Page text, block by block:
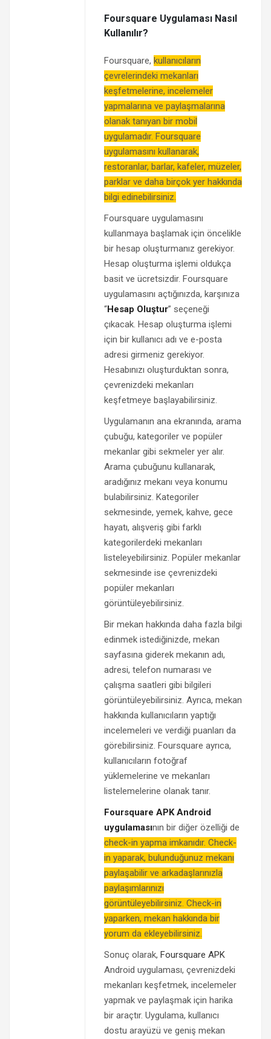
Foursquare Uygulaması Nasıl
Kullanılır?
Foursquare, kullanıcıların
çevrelerindeki mekanları
keşfetmelerine, incelemeler
yapmalarına ve paylaşmalarına
olanak tanıyan bir mobil
uygulamadır. Foursquare
uygulamasını kullanarak,
restoranlar, barlar, kafeler, müzeler,
parklar ve daha birçok yer hakkında
bilgi edinebilirsiniz.
Foursquare uygulamasını
kullanmaya başlamak için öncelikle
bir hesap oluşturmanız gerekiyor.
Hesap oluşturma işlemi oldukça
basit ve ücretsizdir. Foursquare
uygulamasını açtığınızda, karşınıza
“Hesap Oluştur” seçeneği
çıkacak. Hesap oluşturma işlemi
için bir kullanıcı adı ve e-posta
adresi girmeniz gerekiyor.
Hesabınızı oluşturduktan sonra,
çevrenizdeki mekanları
keşfetmeye başlayabilirsiniz.
Uygulamanın ana ekranında, arama
çubuğu, kategoriler ve popüler
mekanlar gibi sekmeler yer alır.
Arama çubuğunu kullanarak,
aradığınız mekanı veya konumu
bulabilirsiniz. Kategoriler
sekmesinde, yemek, kahve, gece
hayatı, alışveriş gibi farklı
kategorilerdeki mekanları
listeleyebilirsiniz. Popüler mekanlar
sekmesinde ise çevrenizdeki
popüler mekanları
görüntüleyebilirsiniz.
Bir mekan hakkında daha fazla bilgi
edinmek istediğinizde, mekan
sayfasına giderek mekanın adı,
adresi, telefon numarası ve
çalışma saatleri gibi bilgileri
görüntüleyebilirsiniz. Ayrıca, mekan
hakkında kullanıcıların yaptığı
incelemeleri ve verdiği puanları da
görebilirsiniz. Foursquare ayrıca,
kullanıcıların fotoğraf
yüklemelerine ve mekanları
listelemelerine olanak tanır.
Foursquare APK Android
uygulamasının bir diğer özelliği de
check-in yapma imkanıdır. Check-
in yaparak, bulunduğunuz mekanı
paylaşabilir ve arkadaşlarınızla
paylaşımlarınızı
görüntüleyebilirsiniz. Check-in
yaparken, mekan hakkında bir
yorum da ekleyebilirsiniz.
Sonuç olarak, Foursquare APK
Android uygulaması, çevrenizdeki
mekanları keşfetmek, incelemeler
yapmak ve paylaşmak için harika
bir araçtır. Uygulama, kullanıcı
dostu arayüzü ve geniş mekan